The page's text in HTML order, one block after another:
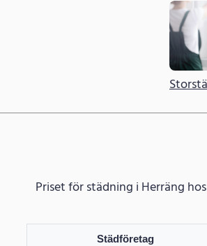
Priset för städning i Herräng
Städföretag